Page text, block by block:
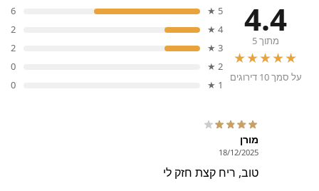
4.4
מתוך 5
★★★★★
על סמך 10 דירוגים
5 ★
6
4 ★
2
3 ★
2
2 ★
0
1 ★
0
מורן
18/12/2025
טוב, ריח קצת חזק לי